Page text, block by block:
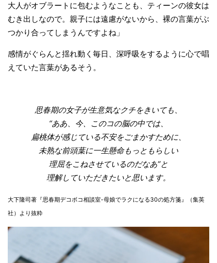
大人がオブラートに包むようなことも、ティーンの彼女は
むき出しなので。親子には遠慮がないから、裸の言葉がぶ
つかり合ってしまうんですよね」
感情がぐらんと揺れ動く毎日、深呼吸をするように心で唱
えていた言葉があるそう。
思春期の女子が生意気なクチをきいても、
“ああ、今、このコの脳の中では、
扁桃体が感じている不安をごまかすために、
未熟な前頭葉に一生懸命もっともらしい
理屈をこねさせているのだなあ”と
理解していただきたいと思います。
大下隆司著『思春期デコボコ相談室-母娘でラクになる30の処方箋』（集英
社）より抜粋